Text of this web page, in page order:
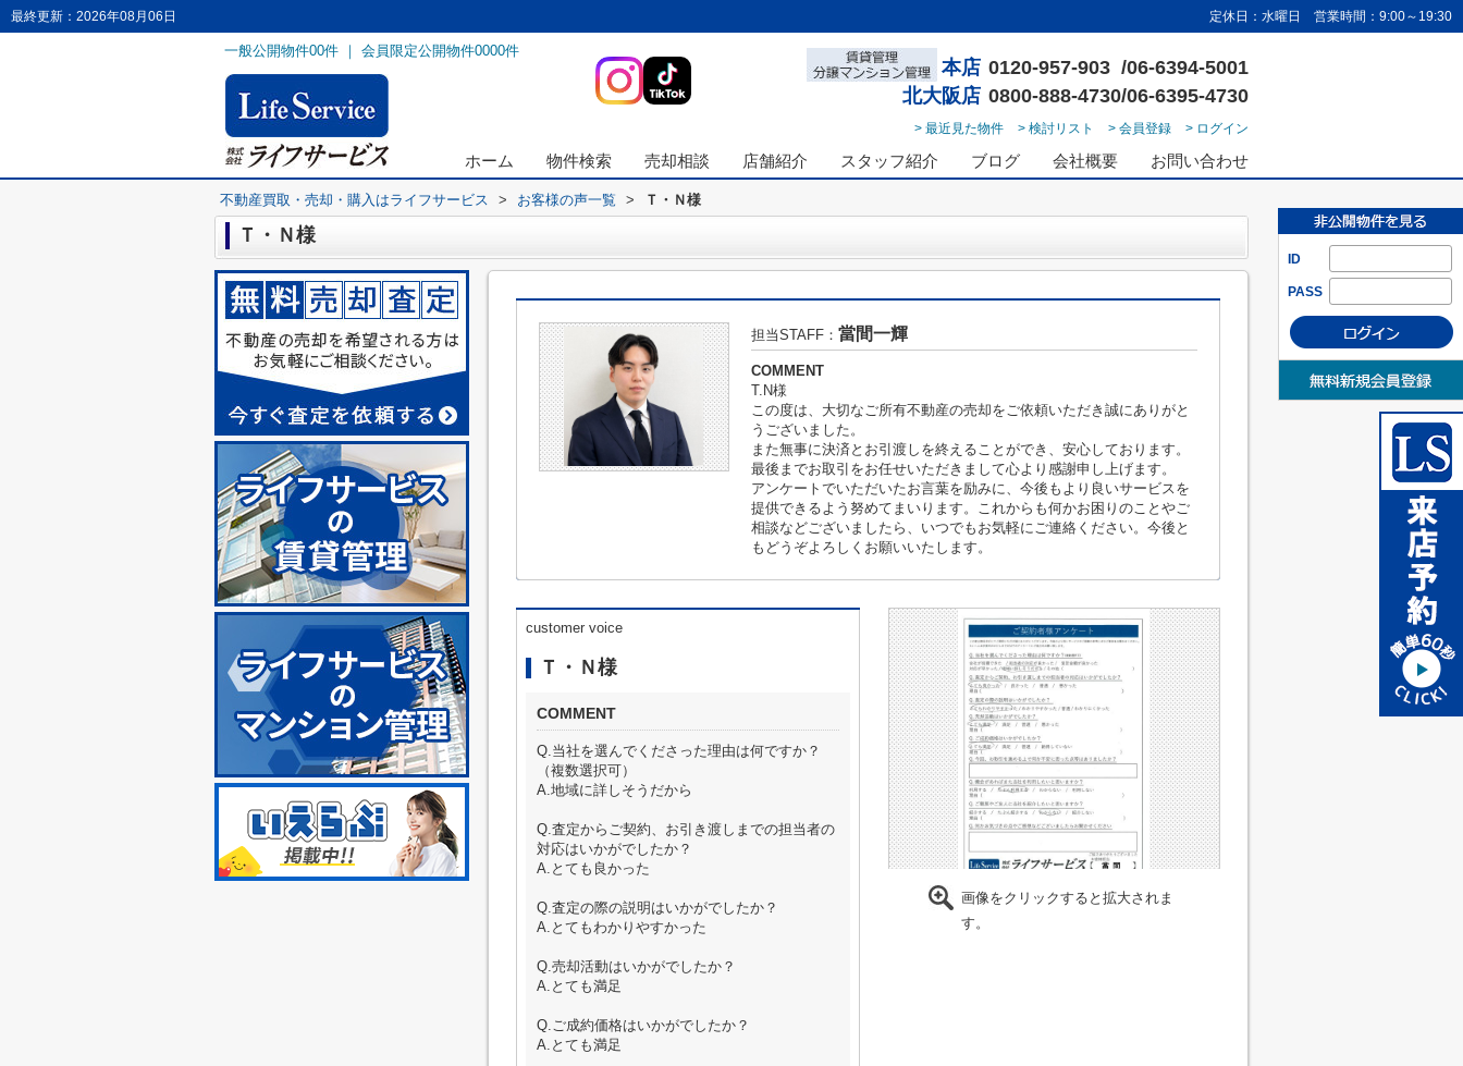
最終更新：2026年08月06日 定休日：水曜日 営業時間：9:00～19:30
一般公開物件00件 ｜ 会員限定公開物件0000件
本店 0120-957-903 /06-6394-5001
北大阪店 0800-888-4730/06-6395-4730
> 最近見た物件 > 検討リスト > 会員登録 > ログイン
ホーム 物件検索 売却相談 店舗紹介 スタッフ紹介 ブログ 会社概要 お問い合わせ
ID
PASS
不動産買取・売却・購入はライフサービス > お客様の声一覧 > Ｔ・Ｎ様
Ｔ・Ｎ様
担当STAFF： 當間一輝
COMMENT
T.N様
この度は、大切なご所有不動産の売却をご依頼いただき誠にありがと
うございました。
また無事に決済とお引渡しを終えることができ、安心しております。
最後までお取引をお任せいただきまして心より感謝申し上げます。
アンケートでいただいたお言葉を励みに、今後もより良いサービスを
提供できるよう努めてまいります。これからも何かお困りのことやご
相談などございましたら、いつでもお気軽にご連絡ください。今後と
もどうぞよろしくお願いいたします。
customer voice
Ｔ・Ｎ様
COMMENT
Q.当社を選んでくださった理由は何ですか？
（複数選択可）
A.地域に詳しそうだから
Q.査定からご契約、お引き渡しまでの担当者の
対応はいかがでしたか？
A.とても良かった
Q.査定の際の説明はいかがでしたか？
A.とてもわかりやすかった
Q.売却活動はいかがでしたか？
A.とても満足
Q.ご成約価格はいかがでしたか？
A.とても満足
画像をクリックすると拡大されま
す。